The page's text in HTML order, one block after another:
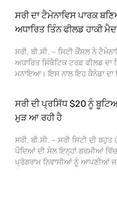
ਸਰੀ ਦਾ ਟੈਮੇਨਾਵਿਸ ਪਾਰਕ
ਅਧਾਰਿਤ ਤਿੰਨ ਫੀਲਡ ਹਾਕੀ
ਸਰੀ, ਬੀ.ਸੀ. – ਸਿਟੀ ਕੌਂਸਲ ਨੇ
ਅਧਾਰਿਤ ਸਿੰਥੈਟਿਕ ਟਰਫ਼ ਫੀਲਡ ਦਾ
ਮਨਾਇਆ। ਇਸ ਨਾਲ ਇਹ ਕੈਨੇਡਾ ਦਾ
ਸਰੀ ਦੀ ਪ੍ਰਸਿੱਧ $20 ਨੂੰ
ਮੁੜ ਆ ਰਹੀ ਹੈ
ਸਰੀ, ਬੀ.ਸੀ. – ਸਰੀ ਸਿਟੀ ਦੀ
ਪੌਦਿਆਂ ਦੀ ਸੇਲ ਇਨ੍ਹਾਂ ਗਰਮੀਆਂ
ਪ੍ਰੋਗਰਾਮ ਨਿਵਾਸੀਆਂ ਨੂੰ ਆਪਣੀਆਂ